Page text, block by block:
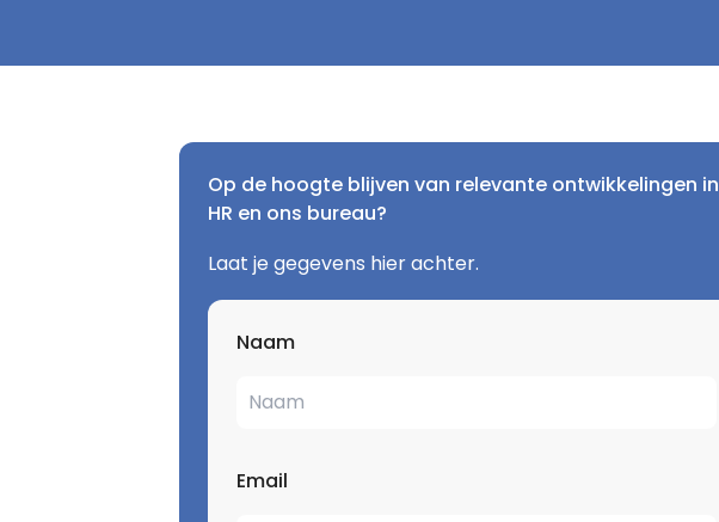
Op de hoogte blijven van relevante ontwikkelingen in
HR en ons bureau?
Laat je gegevens hier achter.
Naam
Email